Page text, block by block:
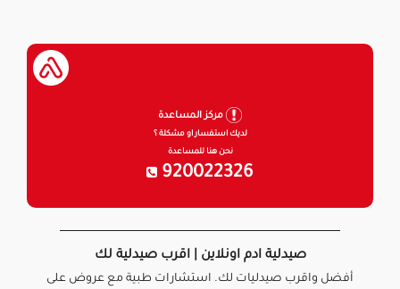
مركز المساعدة
لديك استفسار او مشكلة ؟
نحن هنا للمساعدة
920022326
صيدلية ادم اونلاين | اقرب صيدلية لك
أفضل واقرب صيدليات لك. استشارات طبية مع عروض على